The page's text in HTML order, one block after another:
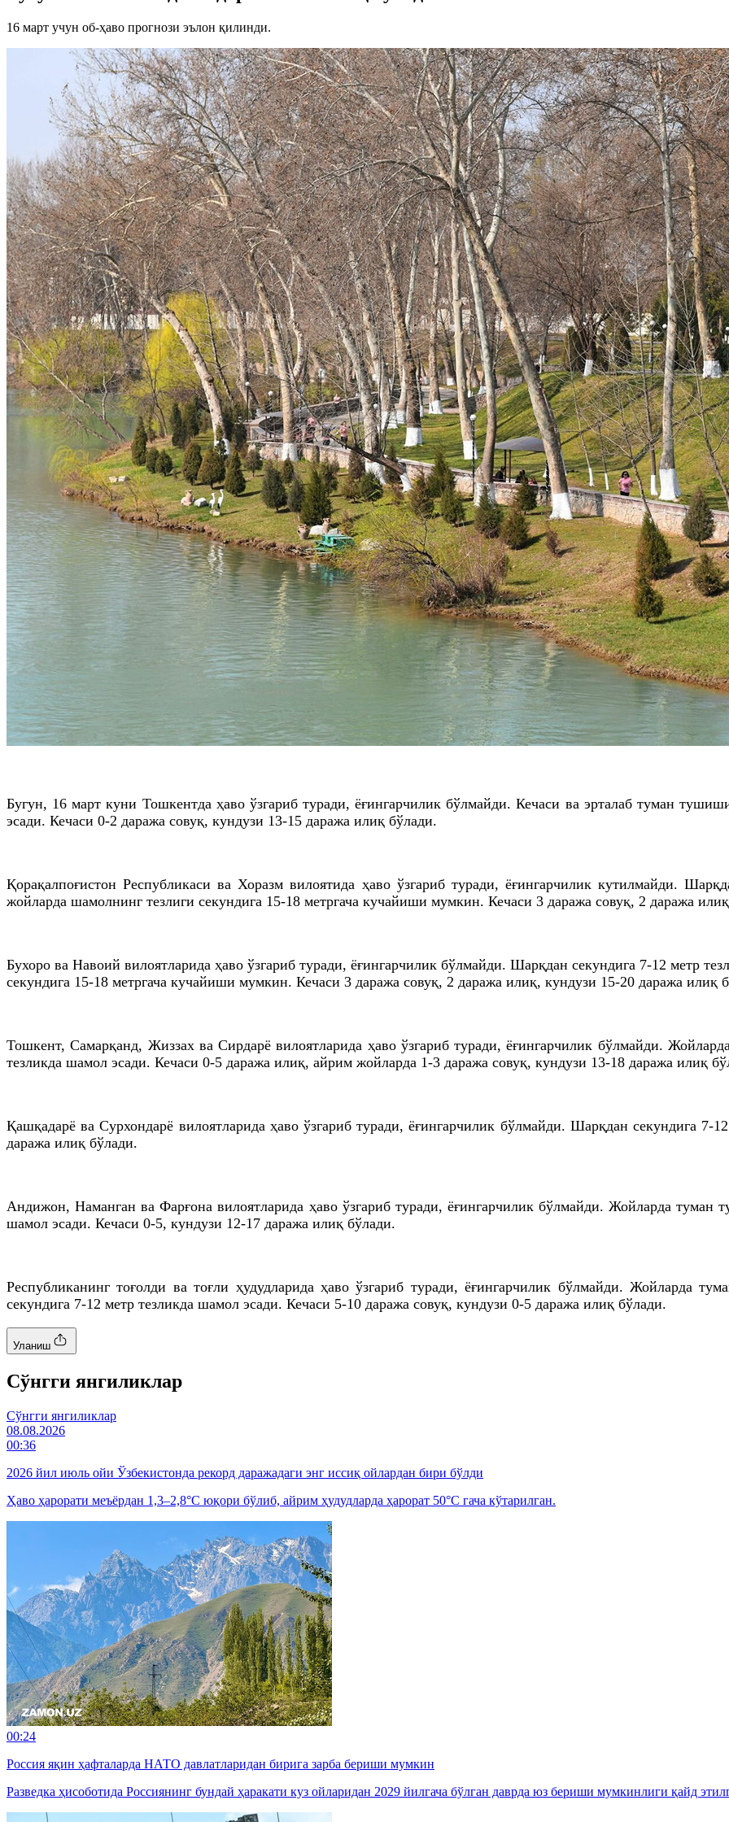
16 март учун об-ҳаво прогнози эълон қилинди.
Бугун, 16 март куни Тошкентда ҳаво ўзгариб туради, ёғингарчилик бўлмайди. Кечаси ва эрталаб туман
эсади. Кечаси 0-2 даража совуқ, кундузи 13-15 даража илиқ бўлади.
Қорақалпоғистон Республикаси ва Хоразм вилоятида ҳаво ўзгариб туради, ёғингарчилик кутилмайди.
жойларда шамолнинг тезлиги секундига 15-18 метргача кучайиши мумкин. Кечаси 3 даража совуқ, 2 даража
Бухоро ва Навоий вилоятларида ҳаво ўзгариб туради, ёғингарчилик бўлмайди. Шарқдан секундига 7-12 метр
секундига 15-18 метргача кучайиши мумкин. Кечаси 3 даража совуқ, 2 даража илиқ, кундузи 15-20 даража илиқ
Тошкент, Самарқанд, Жиззах ва Сирдарё вилоятларида ҳаво ўзгариб туради, ёғингарчилик бўлмайди.
тезликда шамол эсади. Кечаси 0-5 даража илиқ, айрим жойларда 1-3 даража совуқ, кундузи 13-18 даража илиқ
Қашқадарё ва Сурхондарё вилоятларида ҳаво ўзгариб туради, ёғингарчилик бўлмайди. Шарқдан секундига 7-
даража илиқ бўлади.
Андижон, Наманган ва Фарғона вилоятларида ҳаво ўзгариб туради, ёғингарчилик бўлмайди. Жойларда
шамол эсади. Кечаси 0-5, кундузи 12-17 даража илиқ бўлади.
Республиканинг тоғолди ва тоғли ҳудудларида ҳаво ўзгариб туради, ёғингарчилик бўлмайди.
секундига 7-12 метр тезликда шамол эсади. Кечаси 5-10 даража совуқ, кундузи 0-5 даража илиқ бўлади.
Уланиш
Cўнгги янгиликлар
Cўнгги янгиликлар
08.08.2026
00:36
2026 йил июль ойи Ўзбекистонда рекорд даражадаги энг иссиқ ойлардан бири бўлди
Ҳаво ҳарорати меъёрдан 1,3–2,8°C юқори бўлиб, айрим ҳудудларда ҳарорат 50°C гача кўтарилган.
00:24
Россия яқин ҳафталарда НАТО давлатларидан бирига зарба бериши мумкин
Разведка ҳисоботида Россиянинг бундай ҳаракати куз ойларидан 2029 йилгача бўлган даврда юз бериши мумкинлиги қайд